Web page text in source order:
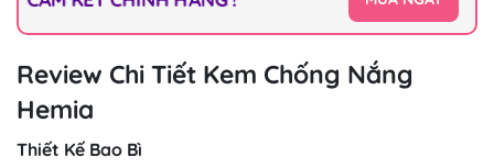
Review Chi Tiết Kem Chống Nắng
Hemia
Thiết Kế Bao Bì